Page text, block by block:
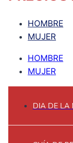
HOMBRE
MUJER
HOMBRE
MUJER
DIA DE LA